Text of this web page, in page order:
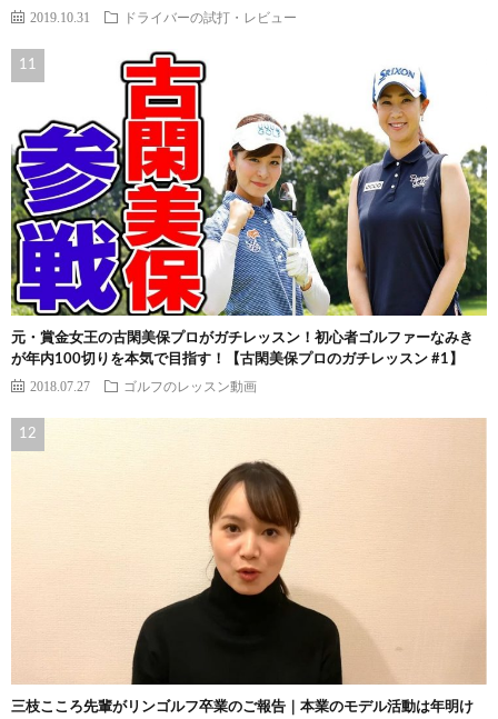
2019.10.31 ドライバーの試打・レビュー
元・賞金女王の古閑美保プロがガチレッスン！初心者ゴルファーなみき
が年内100切りを本気で目指す！【古閑美保プロのガチレッスン #1】
2018.07.27 ゴルフのレッスン動画
三枝こころ先輩がリンゴルフ卒業のご報告｜本業のモデル活動は年明け